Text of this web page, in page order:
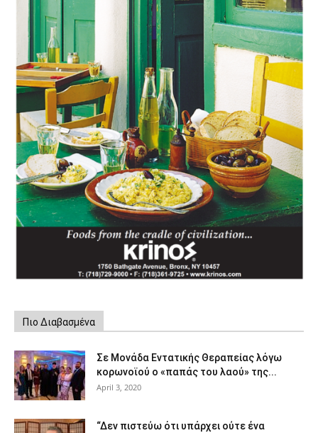
Πιο Διαβασμένα
Σε Μονάδα Εντατικής Θεραπείας λόγω
κορωνοϊού ο «παπάς του λαού» της...
April 3, 2020
“Δεν πιστεύω ότι υπάρχει ούτε ένα